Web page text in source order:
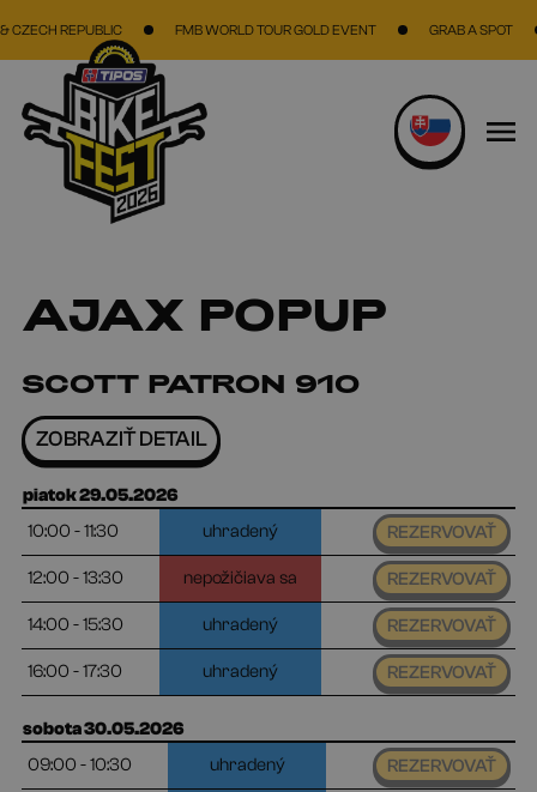
REPUBLIC FMB WORLD TOUR GOLD EVENT GRAB A SPOT
AJAX POPUP
SCOTT PATRON 910
ZOBRAZIŤ DETAIL
piatok 29.05.2026
10:00 - 11:30
uhradený REZERVOVAŤ
12:00 - 13:30 nepožičiava sa REZERVOVAŤ
14:00 - 15:30 uhradený REZERVOVAŤ
16:00 - 17:30 uhradený REZERVOVAŤ
sobota 30.05.2026
09:00 - 10:30
uhradený REZERVOVAŤ